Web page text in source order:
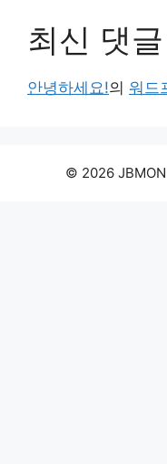
최신 댓글
안녕하세요!의 워드
© 2026 JBMON